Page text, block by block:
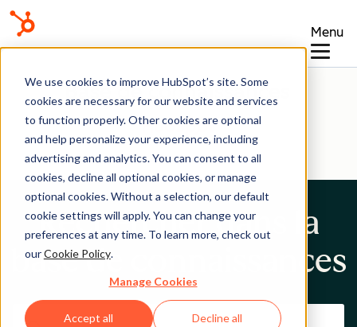
We use cookies to improve HubSpot’s site. Some
cookies are necessary for our website and services
to function properly. Other cookies are optional
and help personalize your experience, including
advertising and analytics. You can consent to all
cookies, decline all optional cookies, or manage
optional cookies. Without a selection, our default
cookie settings will apply. You can change your
preferences at any time. To learn more, check out
ourCookie Policy.
Manage Cookies
Accept all Decline all
Menu
Base de connaissances
Rechercher dans la
base de connaissances